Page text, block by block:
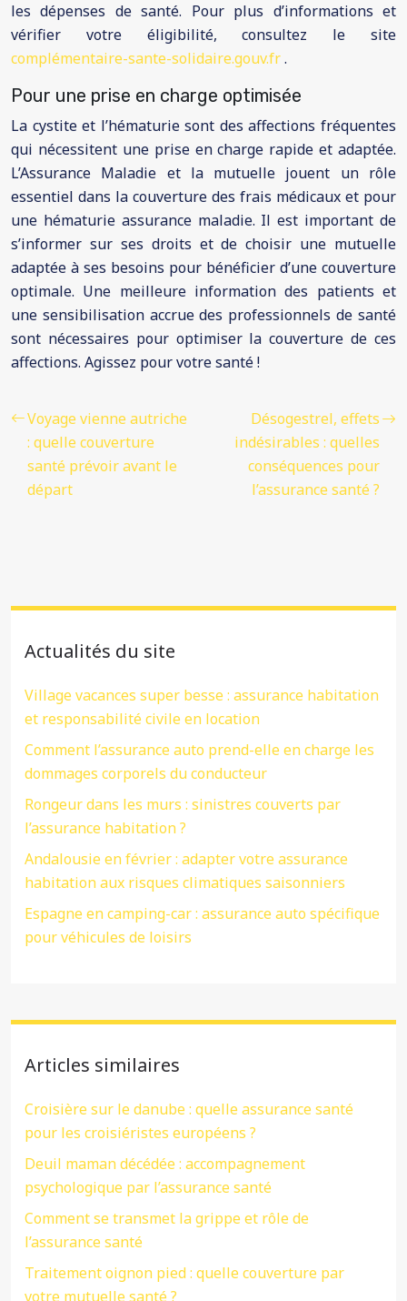
les dépenses de santé. Pour plus d’informations et
vérifier votre éligibilité, consultez le site
complémentaire-sante-solidaire.gouv.fr.
Pour une prise en charge optimisée
La cystite et l’hématurie sont des affections fréquentes
qui nécessitent une prise en charge rapide et adaptée.
L’Assurance Maladie et la mutuelle jouent un rôle
essentiel dans la couverture des frais médicaux et pour
une hématurie assurance maladie. Il est important de
s’informer sur ses droits et de choisir une mutuelle
adaptée à ses besoins pour bénéficier d’une couverture
optimale. Une meilleure information des patients et
une sensibilisation accrue des professionnels de santé
sont nécessaires pour optimiser la couverture de ces
affections. Agissez pour votre santé !
Voyage vienne autriche
: quelle couverture
santé prévoir avant le
départ
Désogestrel, effets
indésirables : quelles
conséquences pour
l’assurance santé ?
Actualités du site
Village vacances super besse : assurance habitation
et responsabilité civile en location
Comment l’assurance auto prend-elle en charge les
dommages corporels du conducteur
Rongeur dans les murs : sinistres couverts par
l’assurance habitation ?
Andalousie en février : adapter votre assurance
habitation aux risques climatiques saisonniers
Espagne en camping-car : assurance auto spécifique
pour véhicules de loisirs
Articles similaires
Croisière sur le danube : quelle assurance santé
pour les croisiéristes européens ?
Deuil maman décédée : accompagnement
psychologique par l’assurance santé
Comment se transmet la grippe et rôle de
l’assurance santé
Traitement oignon pied : quelle couverture par
votre mutuelle santé ?